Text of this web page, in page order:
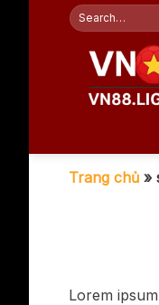
Trang chủ»
Lorem